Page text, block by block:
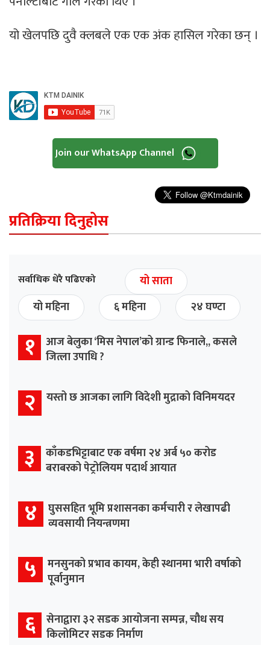
यो खेलपछि दुवै क्लबले एक एक अंक हासिल गरेका छन् ।
Join our WhatsApp Channel
प्रतिक्रिया दिनुहोस
सर्वाधिक धेरै पढिएको
यो साता
यो महिना
६ महिना २४ घण्टा
१
आज बेलुका ‘मिस नेपाल’को ग्रान्ड फिनाले,, कसले
जित्ला उपाधि ?
२ यस्तो छ आजका लागि विदेशी मुद्राको विनिमयदर
३
काँकडभिट्टाबाट एक वर्षमा २४ अर्ब ५० करोड
बराबरको पेट्रोलियम पदार्थ आयात
४
घुससहित भूमि प्रशासनका कर्मचारी र लेखापढी
व्यवसायी नियन्त्रणमा
५
मनसुनको प्रभाव कायम, केही स्थानमा भारी वर्षाको
पूर्वानुमान
६ सेनाद्वारा ३२ सडक आयोजना सम्पन्न, चौध सय
किलोमिटर सडक निर्माण